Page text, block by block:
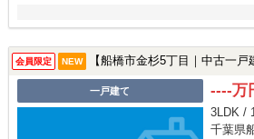
会員限定 NEW 【船橋市金杉5丁目｜中古一戸
一戸建て ----万
3LDK /
千葉県